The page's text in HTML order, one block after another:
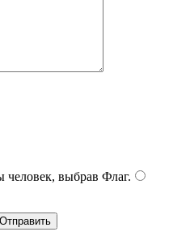
человек, выбрав Флаг.